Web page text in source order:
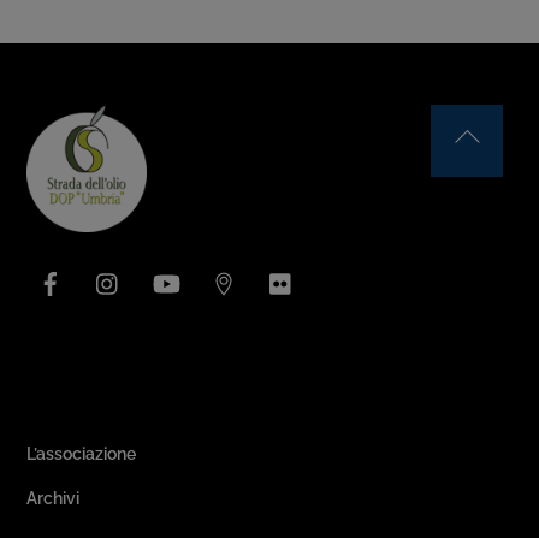
YouTube
L’associazione
Archivi